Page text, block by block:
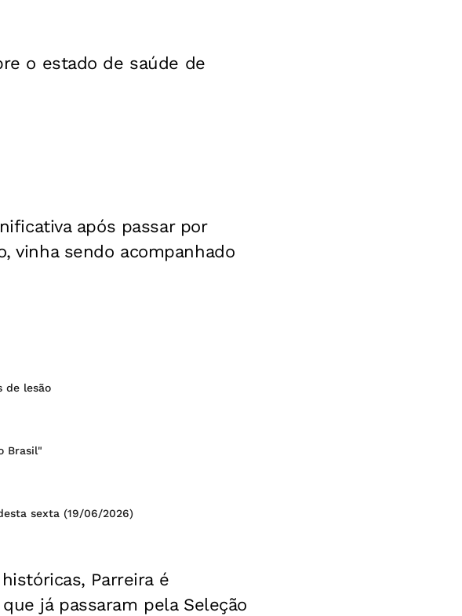
o estado de saúde de
após passar por
vinha sendo acompanhado
de lesão
Brasil"
sexta (19/06/2026)
Parreira é
já passaram pela Seleção